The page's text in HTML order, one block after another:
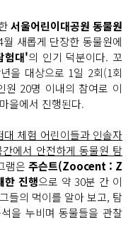
L
복
사
하
기
게
변
경
하
기
작
게
변
경
하
기
서울어린이대공원 동물원
새롭게 단장한 동물원에
험대'의 인기 덕분이다. 꼬
을 대상으로 1일 2회(1회
원 20명 이내의 참여로 이
을에서 진행된다.
대 체험 어린이들과 인솔자
에서 안전하게 동물원 탐
램은 주슨트(Zoocent : Z
진행으로 약 30분 간 이
들의 먹이를 알아 보고, 탐
을 누비며 동물들을 관찰